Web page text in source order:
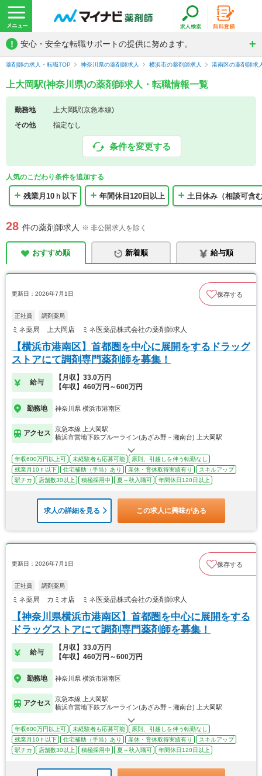
! 安心・安全な転職サポートの提供に努めます。
薬剤師の求人・転職TOP 神奈川県の薬剤師求人 横浜市の薬剤師求人 港南区の薬剤師求
上大岡駅(神奈川県)の薬剤師求人・転職情報一覧
勤務地
上大岡駅(京急本線)
その他
指定なし
条件を変更する
人気のこだわり条件を追加する
残業月10ｈ以下 年間休日120日以上 土日休み（相談可含
28 件の薬剤師求人 ※ 非公開求人を除く
おすすめ順 新着順 給与順
更新日：2026年7月1日 保存する
正社員 調剤薬局
ミネ薬局 上大岡店 ミネ医薬品株式会社の薬剤師求人
【横浜市港南区】首都圏を中心に展開をするドラッグ
ストアにて調剤専門薬剤師を募集！
給与
【月収】33.0万円
【年収】460万円～600万円
勤務地 神奈川県 横浜市港南区
アクセス
京急本線 上大岡駅
横浜市営地下鉄ブルーライン(あざみ野－湘南台) 上大岡駅
年収600万円以上可 未経験者も応募可能
原則、引越しを伴う転勤なし
残業月10ｈ以下
住宅補助（手当）あり 産休・育休取得実績有り
スキルアップ
駅チカ
店舗数30以上 積極採用中 夏～秋入職可 年間休日120日以上
求人の詳細を見る この求人に興味がある
更新日：2026年7月1日 保存する
正社員 調剤薬局
ミネ薬局 カミオ店 ミネ医薬品株式会社の薬剤師求人
【神奈川県横浜市港南区】首都圏を中心に展開をする
ドラッグストアにて調剤専門薬剤師を募集！
給与
【月収】33.0万円
【年収】460万円～600万円
勤務地 神奈川県 横浜市港南区
アクセス
京急本線 上大岡駅
横浜市営地下鉄ブルーライン(あざみ野－湘南台) 上大岡駅
年収600万円以上可 未経験者も応募可能
原則、引越しを伴う転勤なし
残業月10ｈ以下
住宅補助（手当）あり 産休・育休取得実績有り
スキルアップ
駅チカ
店舗数30以上 積極採用中 夏～秋入職可 年間休日120日以上